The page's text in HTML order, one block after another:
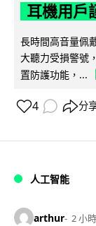
耳機用戶
長時間高音量佩
大聽力受損警號
置防護功能，...
4 分
人工智能
arthur 2 小時